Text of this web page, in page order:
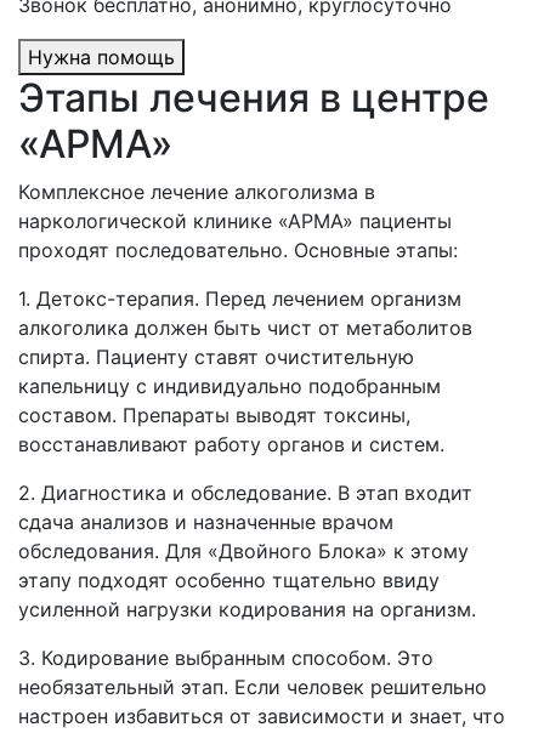
Звонок бесплатно, анонимно, круглосуточно
Нужна помощь
Этапы лечения в центре
«АРМА»
Комплексное лечение алкоголизма в
наркологической клинике «АРМА» пациенты
проходят последовательно. Основные этапы:
1. Детокс-терапия. Перед лечением организм
алкоголика должен быть чист от метаболитов
спирта. Пациенту ставят очистительную
капельницу с индивидуально подобранным
составом. Препараты выводят токсины,
восстанавливают работу органов и систем.
2. Диагностика и обследование. В этап входит
сдача анализов и назначенные врачом
обследования. Для «Двойного Блока» к этому
этапу подходят особенно тщательно ввиду
усиленной нагрузки кодирования на организм.
3. Кодирование выбранным способом. Это
необязательный этап. Если человек решительно
настроен избавиться от зависимости и знает, что